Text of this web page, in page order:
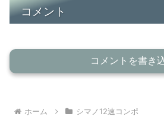
コメント
コメントを書き
ホーム シマノ12速コンポ